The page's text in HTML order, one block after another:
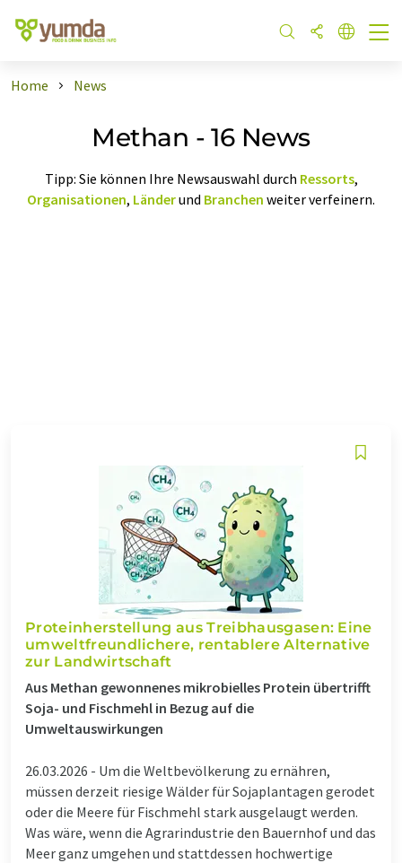
Home News
Methan - 16 News
Tipp: Sie können Ihre Newsauswahl durch Ressorts,
Organisationen, Länderund Branchen weiter verfeinern.
Proteinherstellung aus Treibhausgasen: Eine
umweltfreundlichere, rentablere Alternative
zur Landwirtschaft
Aus Methan gewonnenes mikrobielles Protein übertrifft
Soja- und Fischmehl in Bezug auf die
Umweltauswirkungen
26.03.2026 - Um die Weltbevölkerung zu ernähren,
müssen derzeit riesige Wälder für Sojaplantagen gerodet
oder die Meere für Fischmehl stark ausgelaugt werden.
Was wäre, wenn die Agrarindustrie den Bauernhof und das
Meer ganz umgehen und stattdessen hochwertige